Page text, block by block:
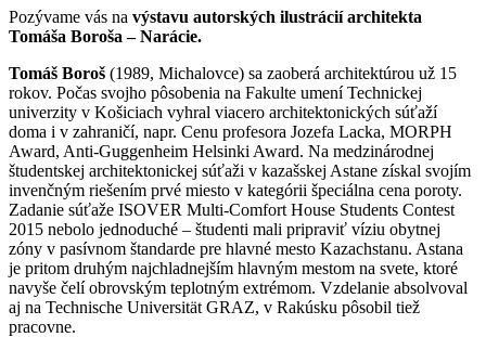
Pozývame vás na výstavu autorských ilustrácií architekta
Tomáša Boroša – Narácie.
Tomáš Boroš (1989, Michalovce) sa zaoberá architektúrou už 15
rokov. Počas svojho pôsobenia na Fakulte umení Technickej
univerzity v Košiciach vyhral viacero architektonických súťaží
doma i v zahraničí, napr. Cenu profesora Jozefa Lacka, MORPH
Award, Anti-Guggenheim Helsinki Award. Na medzinárodnej
študentskej architektonickej súťaži v kazašskej Astane získal svojím
invenčným riešením prvé miesto v kategórii špeciálna cena poroty.
Zadanie súťaže ISOVER Multi-Comfort House Students Contest
2015 nebolo jednoduché – študenti mali pripraviť víziu obytnej
zóny v pasívnom štandarde pre hlavné mesto Kazachstanu. Astana
je pritom druhým najchladnejším hlavným mestom na svete, ktoré
navyše čelí obrovským teplotným extrémom. Vzdelanie absolvoval
aj na Technische Universität GRAZ, v Rakúsku pôsobil tiež
pracovne.